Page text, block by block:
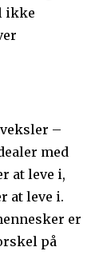
ikke
–
med
at leve i,
at leve i.
er
på